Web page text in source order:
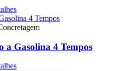
a Gasolina 4 Tempos